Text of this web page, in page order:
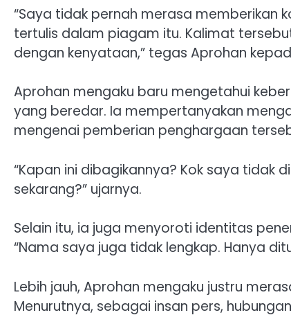
“Saya tidak pernah merasa memberikan
tertulis dalam piagam itu. Kalimat
dengan kenyataan,” tegas Aprohan
Aprohan mengaku baru mengetahui
yang beredar. Ia mempertanyakan
mengenai pemberian penghargaan
“Kapan ini dibagikannya? Kok saya tidak
sekarang?” ujarnya.
Selain itu, ia juga menyoroti identitas
“Nama saya juga tidak lengkap. Hanya
Lebih jauh, Aprohan mengaku justru
Menurutnya, sebagai insan pers,